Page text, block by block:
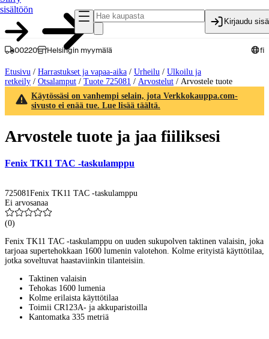
sisältöön
Kirjaudu
00220 Helsingin myymälä fi
Etusivu / Harrastukset ja vapaa-aika / Urheilu / Ulkoilu ja
retkeily / Otsalamput / Tuote 725081 / Arvostelut / Arvostele tuote
Käytössäsi on vanhempi selain, jota Verkkokauppa.com-
sivusto ei enää tue. Lue lisää täältä.
Arvostele tuote ja jaa fiiliksesi
Fenix TK11 TAC -taskulamppu
725081 Fenix TK11 TAC -taskulamppu
Ei arvosanaa
(0)
Fenix TK11 TAC -taskulamppu on uuden sukupolven taktinen valaisin, joka
tarjoaa supertehokkaan 1600 lumenin valotehon. Kolme erityistä käyttötilaa,
jotka soveltuvat haastaviinkin tilanteisiin.
Taktinen valaisin
Tehokas 1600 lumenia
Kolme erilaista käyttötilaa
Toimii CR123A- ja akkuparistoilla
Kantomatka 335 metriä